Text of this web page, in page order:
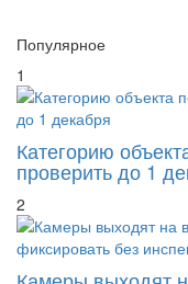
1
Категорию
проверить до 1
2
Камеры выходят
начнут